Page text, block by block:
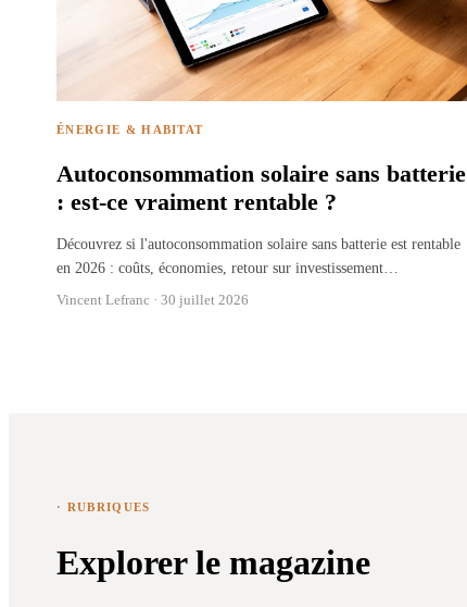
ÉNERGIE & HABITAT
Autoconsommation solaire sans batterie
: est-ce vraiment rentable ?
Découvrez si l'autoconsommation solaire sans batterie est rentable
en 2026 : coûts, économies, retour sur investissement
Vincent Lefranc · 30 juillet 2026
· RUBRIQUES
Explorer le magazine